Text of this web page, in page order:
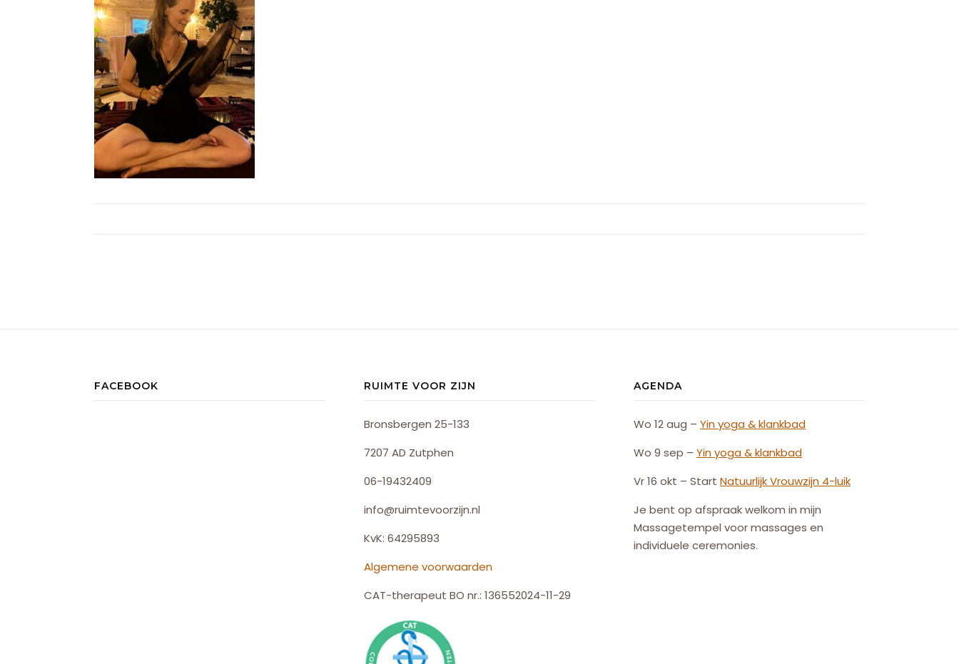
FACEBOOK RUIMTE VOOR ZIJN
Bronsbergen 25-133
7207 AD Zutphen
06-19432409
info@ruimtevoorzijn.nl
KvK: 64295893
Algemene voorwaarden
CAT-therapeut BO nr.: 136552024-11-29
AGENDA
Wo 12 aug – Yin yoga & klankbad
Wo 9 sep – Yin yoga & klankbad
Vr 16 okt – Start NatuurlijkVrouwzijn 4-luik
Je bent op afspraak welkom in mijn
Massagetempel voor massages en
individuele ceremonies.